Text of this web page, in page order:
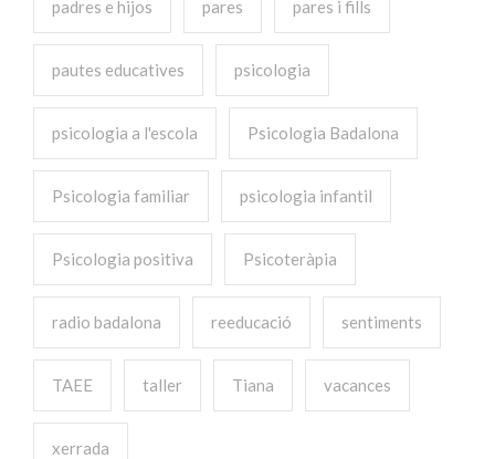
padres e hijos pares pares i fills
pautes educatives psicologia
psicologia a l'escola Psicologia Badalona
Psicologia familiar psicologia infantil
Psicologia positiva Psicoteràpia
radio badalona reeducació sentiments
TAEE taller Tiana vacances
xerrada